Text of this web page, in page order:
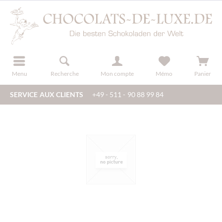
Menu Recherche Mon compte
s'inscrire Mémo Panier
SERVICE AUX CLIENTS +49 - 511 - 90 88 99 84